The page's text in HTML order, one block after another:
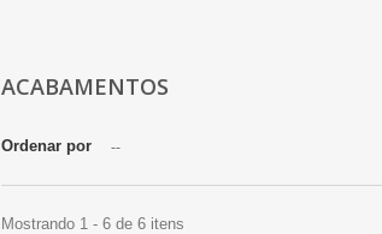
ACABAMENTOS
Ordenar por --
Mostrando 1 - 6 de 6 itens